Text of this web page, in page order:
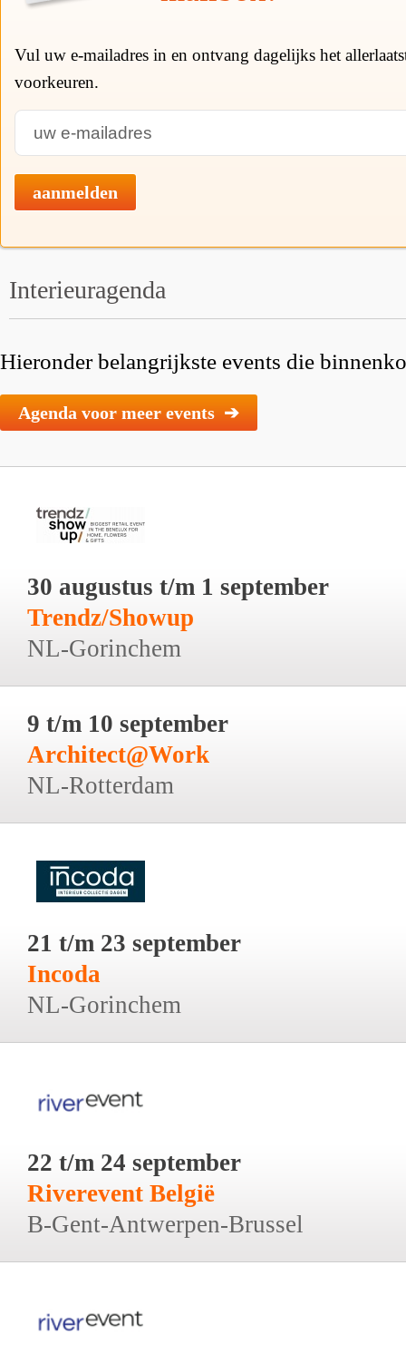
Vul uw e-mailadres in en ontvang dagelijks het
voorkeuren.
aanmelden
Interieuragenda
Hieronder belangrijkste events die
Agenda voor meer events ➔
30 augustus t/m 1 september
Trendz/Showup
NL-Gorinchem
9 t/m 10 september
Architect@Work
NL-Rotterdam
21 t/m 23 september
Incoda
NL-Gorinchem
22 t/m 24 september
Riverevent België
B-Gent-Antwerpen-Brussel